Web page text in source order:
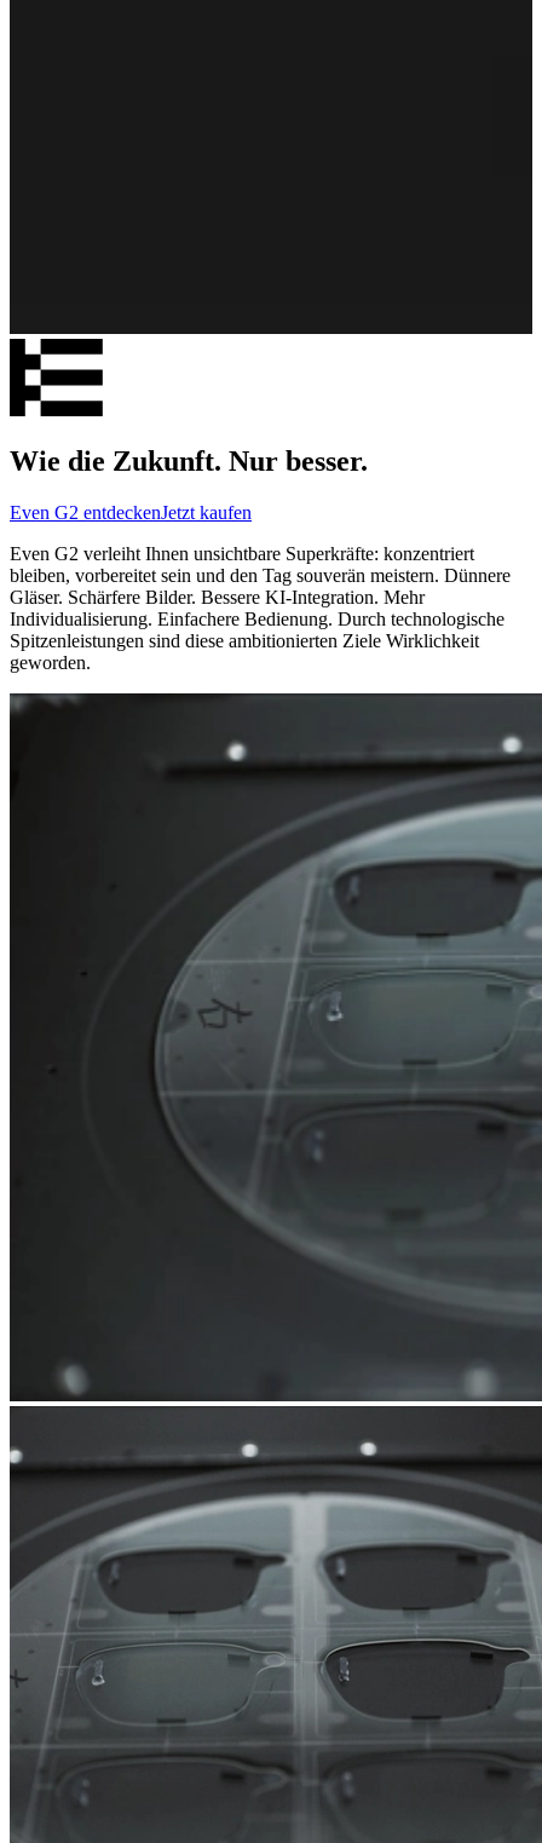
Wie die Zukunft. Nur besser.
Even G2 entdeckenJetzt kaufen
Even G2 verleiht Ihnen unsichtbare Superkräfte: konzentriert
bleiben, vorbereitet sein und den Tag souverän meistern. Dünnere
Gläser. Schärfere Bilder. Bessere KI-Integration. Mehr
Individualisierung. Einfachere Bedienung. Durch technologische
Spitzenleistungen sind diese ambitionierten Ziele Wirklichkeit
geworden.